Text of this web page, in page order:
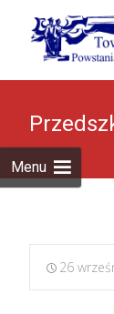
Menu
26